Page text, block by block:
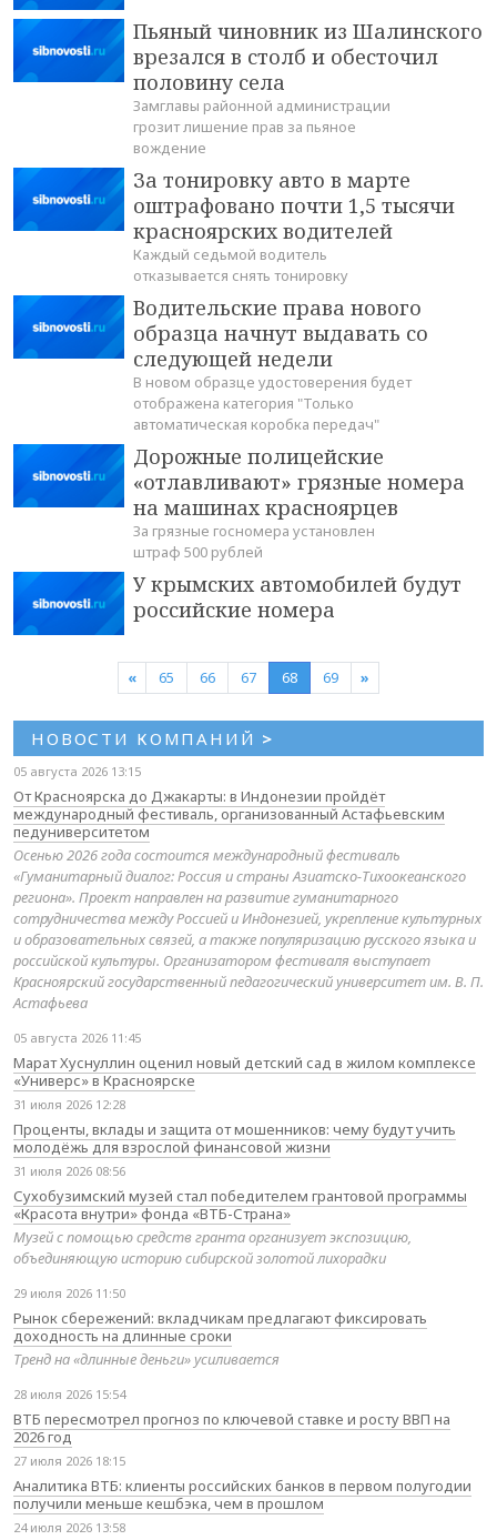
Пьяный чиновник из Шалинского
врезался в столб и обесточил
половину села
Замглавы районной администрации
грозит лишение прав за пьяное
вождение
За тонировку авто в марте
оштрафовано почти 1,5 тысячи
красноярских водителей
Каждый седьмой водитель
отказывается снять тонировку
Водительские права нового
образца начнут выдавать со
следующей недели
В новом образце удостоверения будет
отображена категория "Только
автоматическая коробка передач"
Дорожные полицейские
«отлавливают» грязные номера
на машинах красноярцев
За грязные госномера установлен
штраф 500 рублей
У крымских автомобилей будут
российские номера
« 65 66 67 68 69 »
НОВОСТИ КОМПАНИЙ >
05 августа 2026 13:15
От Красноярска до Джакарты: в Индонезии пройдёт
международный фестиваль, организованный Астафьевским
педуниверситетом
Осенью 2026 года состоится международный фестиваль
«Гуманитарный диалог: Россия и страны Азиатско-Тихоокеанского
региона». Проект направлен на развитие гуманитарного
сотрудничества между Россией и Индонезией, укрепление культурных
и образовательных связей, а также популяризацию русского языка и
российской культуры. Организатором фестиваля выступает
Красноярский государственный педагогический университет им. В. П.
Астафьева
05 августа 2026 11:45
Марат Хуснуллин оценил новый детский сад в жилом комплексе
«Универс» в Красноярске
31 июля 2026 12:28
Проценты, вклады и защита от мошенников: чему будут учить
молодёжь для взрослой финансовой жизни
31 июля 2026 08:56
Сухобузимский музей стал победителем грантовой программы
«Красота внутри» фонда «ВТБ-Страна»
Музей с помощью средств гранта организует экспозицию,
объединяющую историю сибирской золотой лихорадки
29 июля 2026 11:50
Рынок сбережений: вкладчикам предлагают фиксировать
доходность на длинные сроки
Тренд на «длинные деньги» усиливается
28 июля 2026 15:54
ВТБ пересмотрел прогноз по ключевой ставке и росту ВВП на
2026 год
27 июля 2026 18:15
Аналитика ВТБ: клиенты российских банков в первом полугодии
получили меньше кешбэка, чем в прошлом
24 июля 2026 13:58